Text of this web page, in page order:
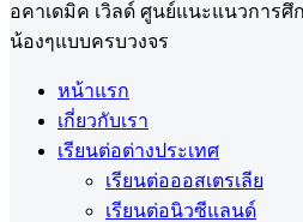
อคาเดมิค เวิลด์ ศูนย์แนะแนวการ
น้องๆแบบครบวงจร
หน้าแรก
เกี่ยวกับเรา
เรียนต่อต่างประเทศ
เรียนต่อออสเตรเลีย
เรียนต่อนิวซีแลนด์